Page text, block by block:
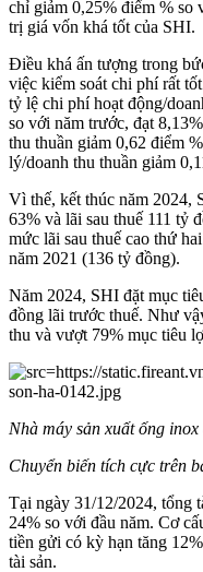
chỉ giảm 0,25% điểm % so
trị giá vốn khá tốt của SHI.
Điều khá ấn tượng trong
việc kiểm soát chi phí rất
tỷ lệ chi phí hoạt động/
so với năm trước, đạt
thu thuần giảm 0,62 điểm
lý/doanh thu thuần giảm
Vì thế, kết thúc năm 2024,
63% và lãi sau thuế 111 tỷ
mức lãi sau thuế cao thứ
năm 2021 (136 tỷ đồng).
Năm 2024, SHI đặt mục
đồng lãi trước thuế. Như
thu và vượt 79% mục tiêu
Nhà máy sản xuất ống inox
Chuyển biến tích cực trên
Tại ngày 31/12/2024, tổng
24% so với đầu năm. Cơ
tiền gửi có kỳ hạn tăng
tài sản.